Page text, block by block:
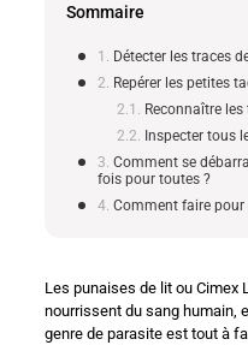
Sommaire
Détecter les traces
Repérer les petites
Reconnaître
Inspecter tous
Comment se
fois pour toutes ?
Comment faire pour
Les punaises de lit ou
nourrissent du sang humain,
genre de parasite est tout à